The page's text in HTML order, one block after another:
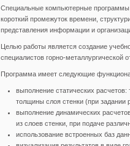
Специальные компьютерные программы
короткий промежуток времени,
представления информации и
Целью работы является создание
специалистов горно-
Программа имеет следующие
выполнение статических
толщины слоя стенки (при задании
выполнение динамических
из слоев стенки, при подаче
использование встроенных баз